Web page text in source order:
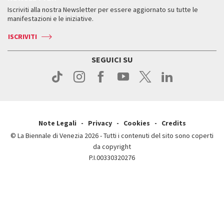
Come raggiungerci
Contatti
Press
Biglietti
Servizi al pubblico
Come raggiungerci
Contatti
Orari e sedi
Iscriviti alla nostra Newsletter per essere aggiornato su tutte le
manifestazioni e le iniziative.
ISCRIVITI
SEGUICI SU
Note Legali Privacy Cookies
Credits
© La Biennale di Venezia 2026 - Tutti i contenuti del sito sono coperti
da copyright
P.I.00330320276